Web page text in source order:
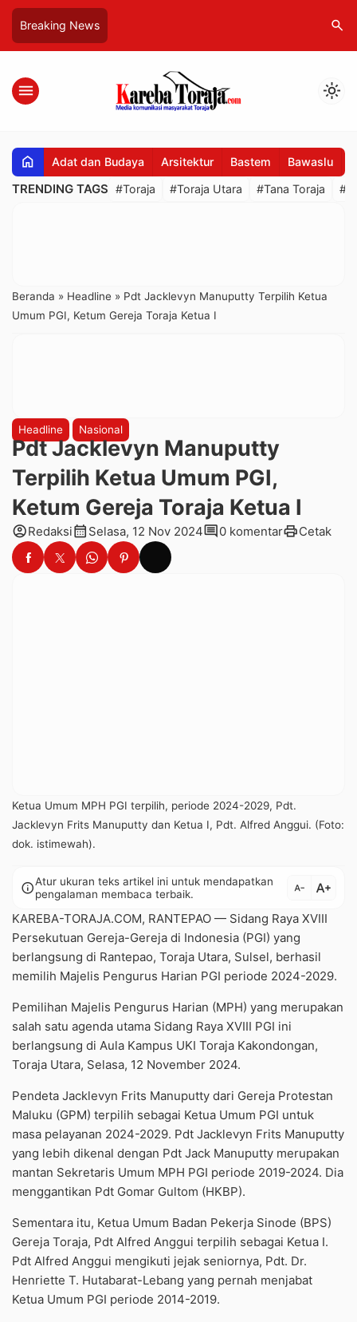
Breaking News search
menu light_mode
home Adat dan Budaya Arsitektur Bastem Bawaslu
TRENDING TAGS #Toraja #Toraja Utara #Tana Toraja
Beranda » Headline » Pdt Jacklevyn Manuputty Terpilih Ketua
Umum PGI, Ketum Gereja Toraja Ketua I
Headline Nasional
Pdt Jacklevyn Manuputty
Terpilih Ketua Umum PGI,
Ketum Gereja Toraja Ketua I
account_circleRedaksicalendar_month Selasa, 12 Nov 2024comment0 komentarprintCetak
Ketua Umum MPH PGI terpilih, periode 2024-2029, Pdt.
Jacklevyn Frits Manuputty dan Ketua I, Pdt. Alfred Anggui. (Foto:
dok. istimewah).
infoAtur ukuran teks artikel ini untuk mendapatkan
pengalaman membaca terbaik.
text_decrease text_increase
KAREBA-TORAJA.COM, RANTEPAO — Sidang Raya XVIII
Persekutuan Gereja-Gereja di Indonesia (PGI) yang
berlangsung di Rantepao, Toraja Utara, Sulsel, berhasil
memilih Majelis Pengurus Harian PGI periode 2024-2029.
Pemilihan Majelis Pengurus Harian (MPH) yang merupakan
salah satu agenda utama Sidang Raya XVIII PGI ini
berlangsung di Aula Kampus UKI Toraja Kakondongan,
Toraja Utara, Selasa, 12 November 2024.
Pendeta Jacklevyn Frits Manuputty dari Gereja Protestan
Maluku (GPM) terpilih sebagai Ketua Umum PGI untuk
masa pelayanan 2024-2029. Pdt Jacklevyn Frits Manuputty
yang lebih dikenal dengan Pdt Jack Manuputty merupakan
mantan Sekretaris Umum MPH PGI periode 2019-2024. Dia
menggantikan Pdt Gomar Gultom (HKBP).
Sementara itu, Ketua Umum Badan Pekerja Sinode (BPS)
Gereja Toraja, Pdt Alfred Anggui terpilih sebagai Ketua I.
Pdt Alfred Anggui mengikuti jejak seniornya, Pdt. Dr.
Henriette T. Hutabarat-Lebang yang pernah menjabat
Ketua Umum PGI periode 2014-2019.